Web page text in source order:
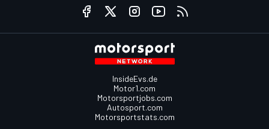
InsideEvs.de
Motor1.com
Motorsportjobs.com
Autosport.com
Motorsportstats.com